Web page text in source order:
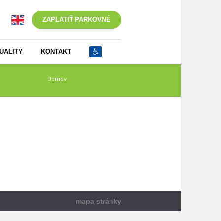
ZAPLATIŤ PARKOVNÉ
KONTAKT
Domov
mapa stránky